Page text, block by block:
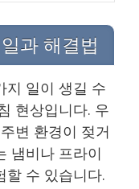
과 해결법
지 일이 생길 수
현상입니다. 우
변 환경이 젖거
냄비나 프라이
할 수 있습니다.